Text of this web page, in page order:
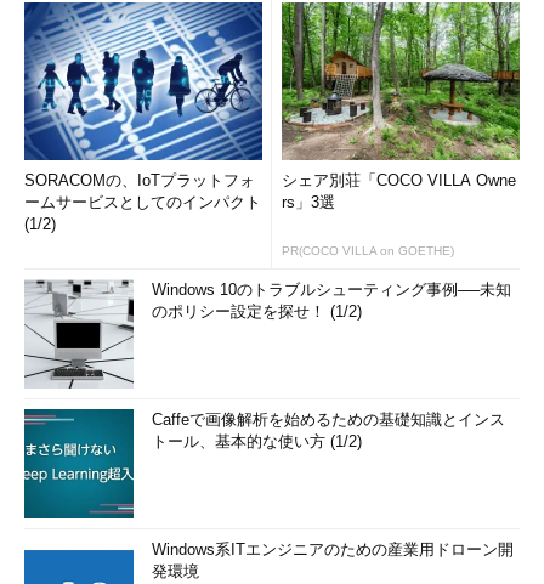
SORACOMの、IoTプラットフォ
ームサービスとしてのインパクト
(1/2)
シェア別荘「COCO VILLA Owne
rs」3選
PR(COCO VILLA on GOETHE)
Windows 10のトラブルシューティング事例──未知
のポリシー設定を探せ！ (1/2)
Caffeで画像解析を始めるための基礎知識とインス
トール、基本的な使い方 (1/2)
Windows系ITエンジニアのための産業用ドローン開
発環境